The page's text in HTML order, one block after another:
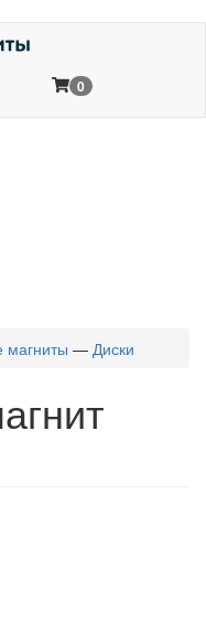
0
— Диски